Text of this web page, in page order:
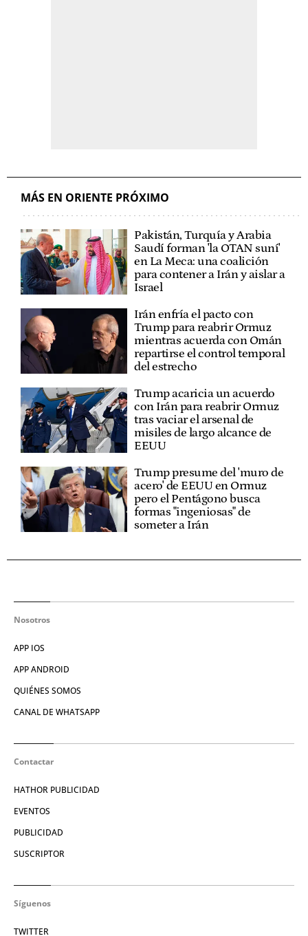
MÁS EN ORIENTE PRÓXIMO
Pakistán, Turquía y Arabia
Saudí forman 'la OTAN suní'
en La Meca: una coalición
para contener a Irán y aislar a
Israel
Irán enfría el pacto con
Trump para reabrir Ormuz
mientras acuerda con Omán
repartirse el control temporal
del estrecho
Trump acaricia un acuerdo
con Irán para reabrir Ormuz
tras vaciar el arsenal de
misiles de largo alcance de
EEUU
Trump presume del 'muro de
acero' de EEUU en Ormuz
pero el Pentágono busca
formas "ingeniosas" de
someter a Irán
Nosotros
APP IOS
APP ANDROID
QUIÉNES SOMOS
CANAL DE WHATSAPP
Contactar
HATHOR PUBLICIDAD
EVENTOS
PUBLICIDAD
SUSCRIPTOR
Síguenos
TWITTER